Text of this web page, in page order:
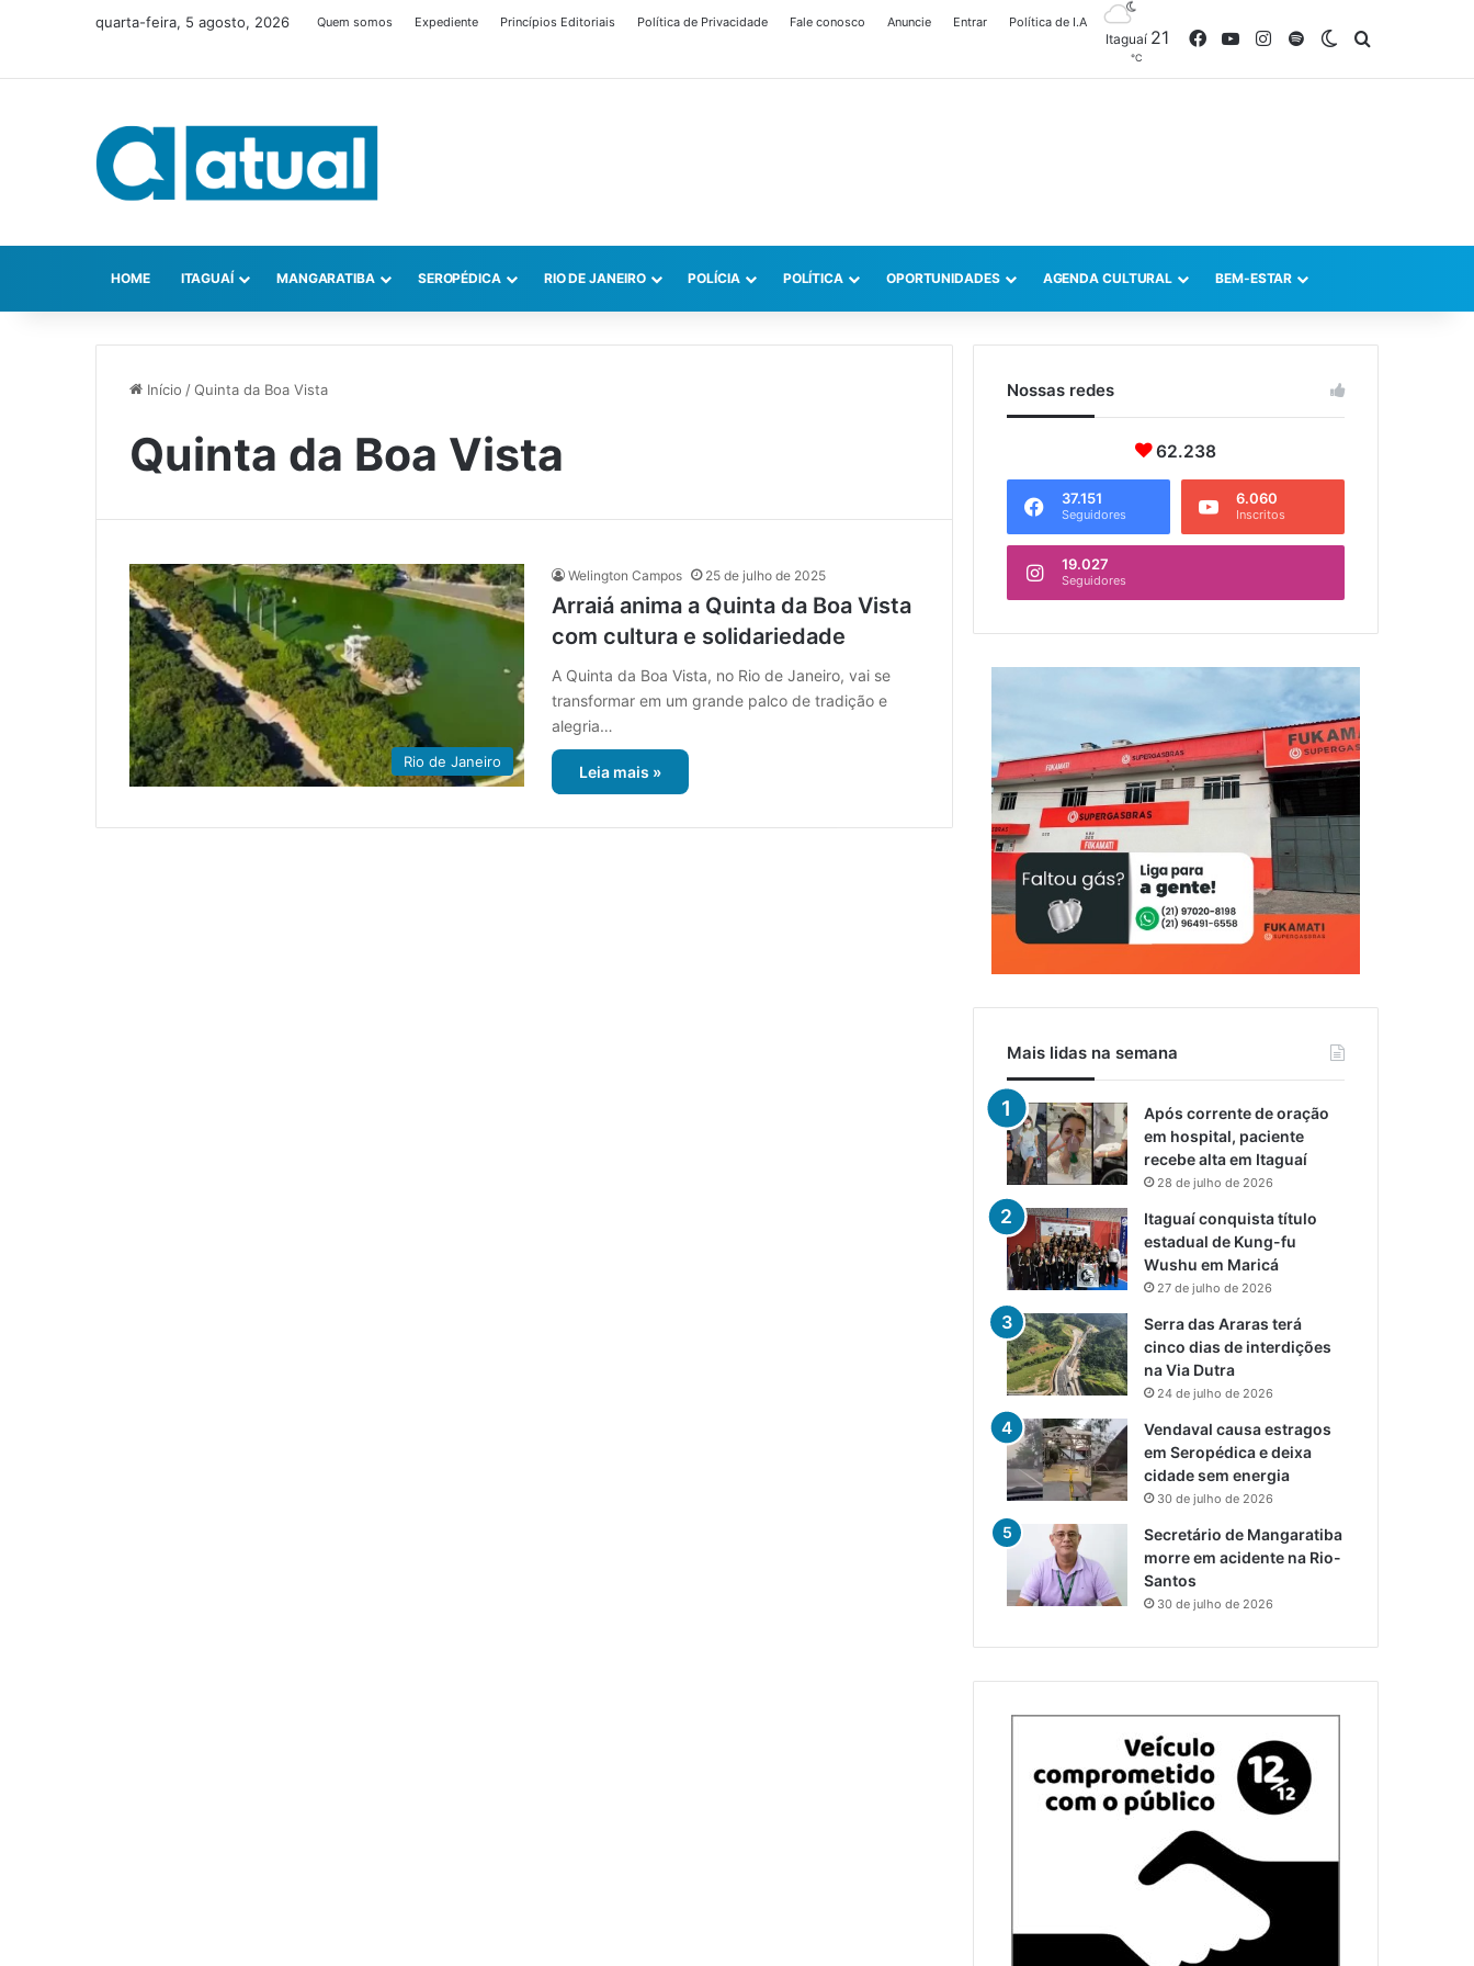
quarta-feira, 5 agosto, 2026 Quem somos Expediente Princípios Editoriais Política de Privacidade Fale conosco Anuncie Entrar Política de I.A
Itaguaí 21
℃
FacebookYouTubeInstagram
SpotifySwitch skin
HOME ITAGUAÍ MANGARATIBA SEROPÉDICA RIO DE JANEIRO POLÍCIA POLÍTICA OPORTUNIDADES AGENDA CULTURAL BEM-ESTAR
Início /Quinta da Boa Vista
Quinta da Boa Vista
Rio de Janeiro
Welington Campos 25 de julho de 2025
Arraiá anima a Quinta da Boa Vista
com cultura e solidariedade
A Quinta da Boa Vista, no Rio de Janeiro, vai se
transformar em um grande palco de tradição e
alegria…
Leia mais »
Nossas redes
62.238
37.151
Seguidores
6.060
Inscritos
19.027
Seguidores
Mais lidas na semana
Após corrente de oração
em hospital, paciente
recebe alta em Itaguaí
28 de julho de 2026
Itaguaí conquista título
estadual de Kung-fu
Wushu em Maricá
27 de julho de 2026
Serra das Araras terá
cinco dias de interdições
na Via Dutra
24 de julho de 2026
Vendaval causa estragos
em Seropédica e deixa
cidade sem energia
30 de julho de 2026
Secretário de Mangaratiba
morre em acidente na Rio-
Santos
30 de julho de 2026